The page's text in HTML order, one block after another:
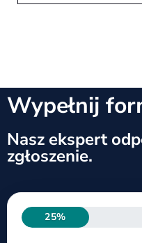
Wypełnij
Nasz ekspert
zgłoszenie.
25%